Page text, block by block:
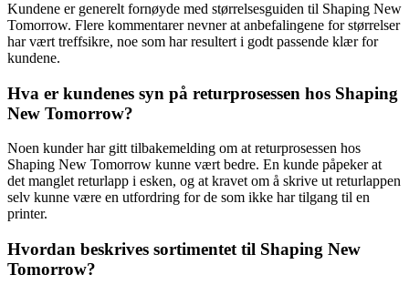
Kundene er generelt fornøyde med størrelsesguiden til Shaping New
Tomorrow. Flere kommentarer nevner at anbefalingene for størrelser
har vært treffsikre, noe som har resultert i godt passende klær for
kundene.
Hva er kundenes syn på returprosessen hos Shaping
New Tomorrow?
Noen kunder har gitt tilbakemelding om at returprosessen hos
Shaping New Tomorrow kunne vært bedre. En kunde påpeker at
det manglet returlapp i esken, og at kravet om å skrive ut returlappen
selv kunne være en utfordring for de som ikke har tilgang til en
printer.
Hvordan beskrives sortimentet til Shaping New
Tomorrow?